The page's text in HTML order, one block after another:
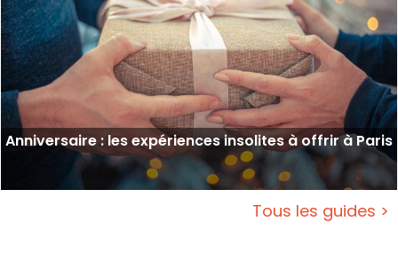
Anniversaire : les expériences insolites à offrir à Paris
Tous les guides >